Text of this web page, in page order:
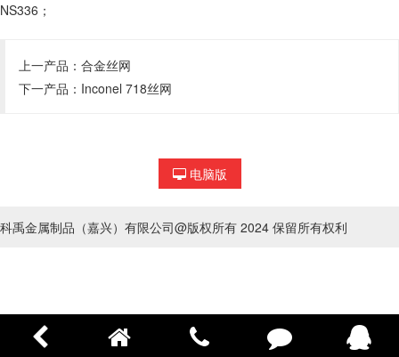
NS336；
上一产品： 合金丝网
下一产品： Inconel 718丝网
电脑版
科禹金属制品（嘉兴）有限公司@版权所有 2024 保留所有权利